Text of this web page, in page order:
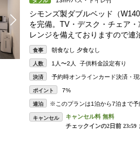
シモンズ製ダブルベッド（
を完備。TV・デスク・チェア
レンジを備えておりますので
食事 朝食なし 夕食なし
人数 1人〜2人 子供料金設定有り
決済 予約時オンラインカード決済・
ポイント 7%
連泊 ※このプランは1泊から7泊まで予
キャンセル